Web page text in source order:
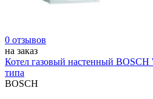
0 отзывов
на заказ
Котел газовый настенный BOSCH
типа
BOSCH